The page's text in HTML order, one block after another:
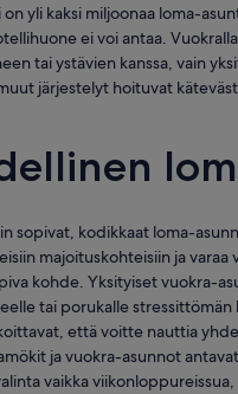
yli kaksi miljoonaa loma-
ei voi antaa.
tai ystävien kanssa, vain
järjestelyt hoituvat
kodikkaat loma-
majoituskohteisiin ja
kohde. Yksityiset
tai porukalle
että voitte nauttia
ja vuokra-asunnot
vaikka